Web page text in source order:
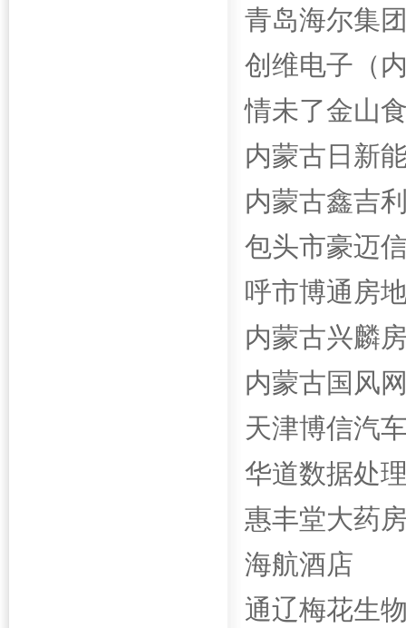
青岛海尔集
创维电子（
情未了金山
内蒙古日新
内蒙古鑫吉
包头市豪迈
呼市博通房
内蒙古兴麟
内蒙古国风
天津博信汽
华道数据处
惠丰堂大药
海航酒店
通辽梅花生